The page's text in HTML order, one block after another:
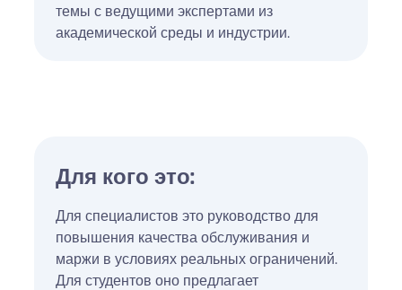
темы с ведущими экспертами из
академической среды и индустрии.
Для кого это:
Для специалистов это руководство для
повышения качества обслуживания и
маржи в условиях реальных ограничений.
Для студентов оно предлагает